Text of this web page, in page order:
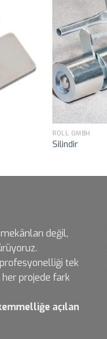
ROLL GMBH
Silindir
değil,
tek
her projede fark
açılan